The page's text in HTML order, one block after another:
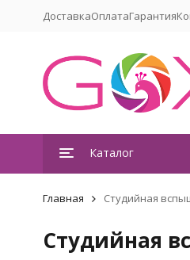
ДоставкаОплатаГарантия
Каталог
Главная Студийная
Студийная